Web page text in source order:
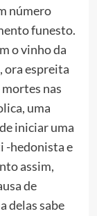
número
funesto.
o vinho da
ora espreita
nas
uma
iniciar uma
-hedonista e
assim,
de
delas sabe